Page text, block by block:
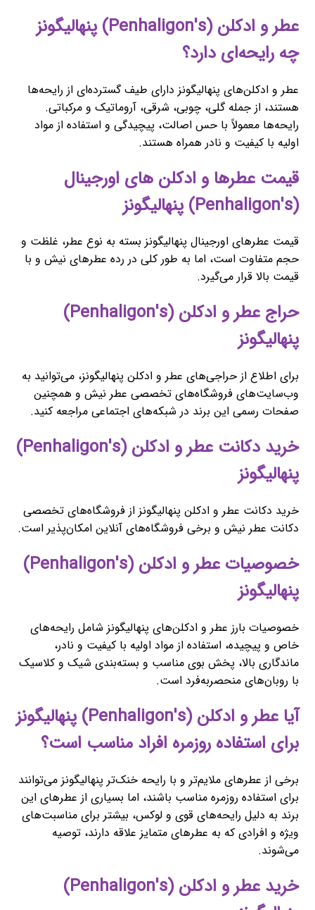
عطر و ادکلن (Penhaligon's) پنهالیگونز
چه رایحه‌ای دارد؟
عطر و ادکلن‌های پنهالیگونز دارای طیف گسترده‌ای از رایحه‌ها
هستند، از جمله گلی، چوبی، شرقی، آروماتیک و مرکباتی.
رایحه‌ها معمولاً با حس اصالت، پیچیدگی و استفاده از مواد
اولیه با کیفیت و نادر همراه هستند.
قیمت عطرها و ادکلن های اورجینال
(Penhaligon's) پنهالیگونز
قیمت عطرهای اورجینال پنهالیگونز بسته به نوع عطر، غلظت و
حجم متفاوت است، اما به طور کلی در رده عطرهای نیش و با
قیمت بالا قرار می‌گیرد.
حراج عطر و ادکلن (Penhaligon's)
پنهالیگونز
برای اطلاع از حراجی‌های عطر و ادکلن پنهالیگونز، می‌توانید به
وب‌سایت‌های فروشگاه‌های تخصصی عطر نیش و همچنین
صفحات رسمی این برند در شبکه‌های اجتماعی مراجعه کنید.
خرید دکانت عطر و ادکلن (Penhaligon's)
پنهالیگونز
خرید دکانت عطر و ادکلن پنهالیگونز از فروشگاه‌های تخصصی
دکانت عطر نیش و برخی فروشگاه‌های آنلاین امکان‌پذیر است.
خصوصیات عطر و ادکلن (Penhaligon's)
پنهالیگونز
خصوصیات بارز عطر و ادکلن‌های پنهالیگونز شامل رایحه‌های
خاص و پیچیده، استفاده از مواد اولیه با کیفیت و نادر،
ماندگاری بالا، پخش بوی مناسب و بسته‌بندی شیک و کلاسیک
با روبان‌های منحصربه‌فرد است.
آیا عطر و ادکلن (Penhaligon's) پنهالیگونز
برای استفاده روزمره افراد مناسب است؟
برخی از عطرهای ملایم‌تر و با رایحه خنک‌تر پنهالیگونز می‌توانند
برای استفاده روزمره مناسب باشند، اما بسیاری از عطرهای این
برند به دلیل رایحه‌های قوی و لوکس، بیشتر برای مناسبت‌های
ویژه و افرادی که به عطرهای متمایز علاقه دارند، توصیه
می‌شوند.
خرید عطر و ادکلن (Penhaligon's)